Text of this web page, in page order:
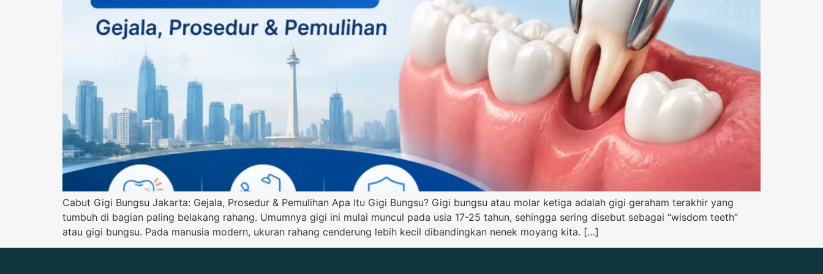
Cabut Gigi Bungsu Jakarta: Gejala, Prosedur & Pemulihan Apa Itu Gigi Bungsu? Gigi bungsu atau molar ketiga adalah gigi geraham terakhir yang
tumbuh di bagian paling belakang rahang. Umumnya gigi ini mulai muncul pada usia 17-25 tahun, sehingga sering disebut sebagai “wisdom teeth”
atau gigi bungsu. Pada manusia modern, ukuran rahang cenderung lebih kecil dibandingkan nenek moyang kita. […]